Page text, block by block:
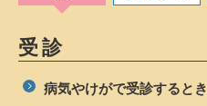
受診
病気やけがで受診するとき